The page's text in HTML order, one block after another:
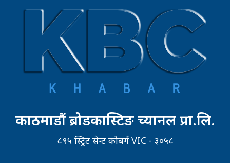
काठमाडौं ब्रोडकास्टिङ च्यानल प्रा.लि.
८९५ स्ट्रिट सेन्ट कोबर्ग VIC - ३०५८